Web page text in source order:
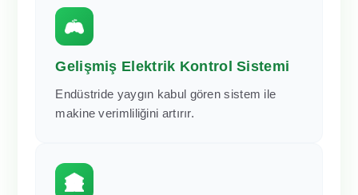
Gelişmiş Elektrik Kontrol Sistemi
Endüstride yaygın kabul gören sistem ile
makine verimliliğini artırır.